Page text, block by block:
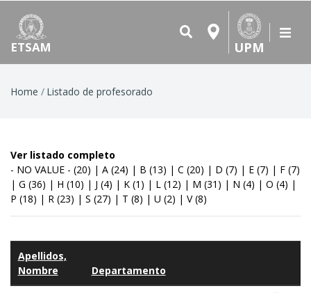
ETSAM UPM
Breadcrumb
Home Listado de profesorado
Ver listado completo
- NO VALUE - (20) | A (24) | B (13) | C (20) | D (7) | E (7) | F (7)
| G (36) | H (10) | J (4) | K (1) | L (12) | M (31) | N (4) | O (4) |
P (18) | R (23) | S (27) | T (8) | U (2) | V(8)
Apellidos,
Nombre
Departamento